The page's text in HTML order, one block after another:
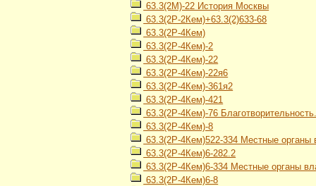
63.3(2М)-22 История Москвы
63.3(2Р-2Кем)+63.3(2)633-68
63.3(2Р-4Кем)
63.3(2Р-4Кем)-2
63.3(2Р-4Кем)-22
63.3(2Р-4Кем)-22я6
63.3(2Р-4Кем)-361я2
63.3(2Р-4Кем)-421
63.3(2Р-4Кем)-76
63.3(2Р-4Кем)-8
63.3(2Р-4Кем)522-334 Местные органы
63.3(2Р-4Кем)6-282.2
63.3(2Р-4Кем)6-334 Местные органы
63.3(2Р-4Кем)6-8